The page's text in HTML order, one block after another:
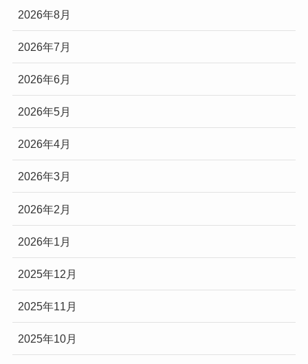
2026年8月
2026年7月
2026年6月
2026年5月
2026年4月
2026年3月
2026年2月
2026年1月
2025年12月
2025年11月
2025年10月